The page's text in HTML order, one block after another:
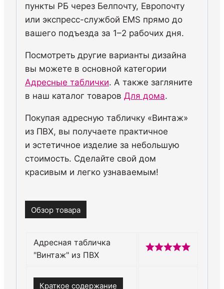
пункты РБ через Белпочту, Европочту
или экспресс-службой EMS прямо до
вашего подъезда за 1–2 рабочих дня.
Посмотреть другие варианты дизайна
вы можете в основной категории
Адресные таблички. А также загляните
в наш каталог товаров Для дома.
Покупая адресную табличку «Винтаж»
из ПВХ, вы получаете практичное
и эстетичное изделие за небольшую
стоимость. Сделайте свой дом
красивым и легко узнаваемым!
Обзор товара
Адресная табличка
"Винтаж" из ПВХ
Краткое содержание